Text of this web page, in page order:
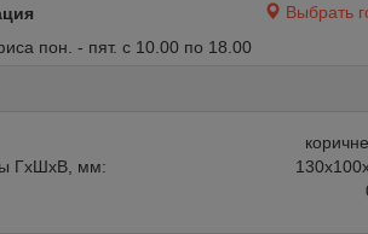
Выбрать
пон. - пят. с 10.00 по 18.00
ГхШхВ, мм: